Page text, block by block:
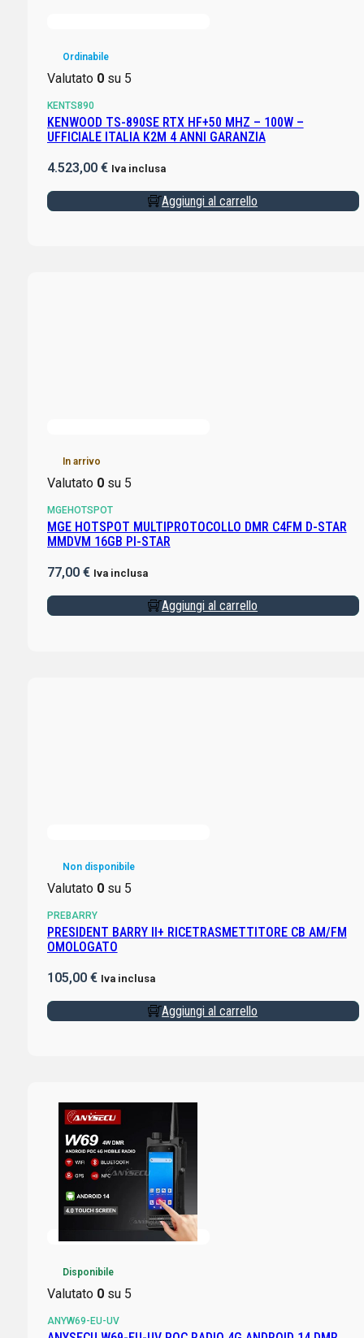
Ordinabile
Valutato 0su 5
KENTS890
KENWOOD TS-890SE RTX HF+50 MHZ – 100W –
UFFICIALE ITALIA K2M 4 ANNI GARANZIA
4.523,00 € Iva inclusa
Aggiungi al carrello
In arrivo
Valutato 0su 5
MGEHOTSPOT
MGE HOTSPOT MULTIPROTOCOLLO DMR C4FM D-STAR
MMDVM 16GB PI-STAR
77,00 € Iva inclusa
Aggiungi al carrello
Non disponibile
Valutato 0su 5
PREBARRY
PRESIDENT BARRY II+ RICETRASMETTITORE CB AM/FM
OMOLOGATO
105,00 € Iva inclusa
Aggiungi al carrello
Disponibile
Valutato 0su 5
ANYW69-EU-UV